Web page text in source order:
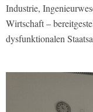
Industrie,
Wirtschaft –
dysfunktionalen